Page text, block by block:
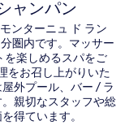
ャンパン
ンターニュ ド ラン
圏内です。マッサー
を楽しめるスパをご
をお召し上がりいた
外プール、バー / ラ
親切なスタッフや総
得ています。